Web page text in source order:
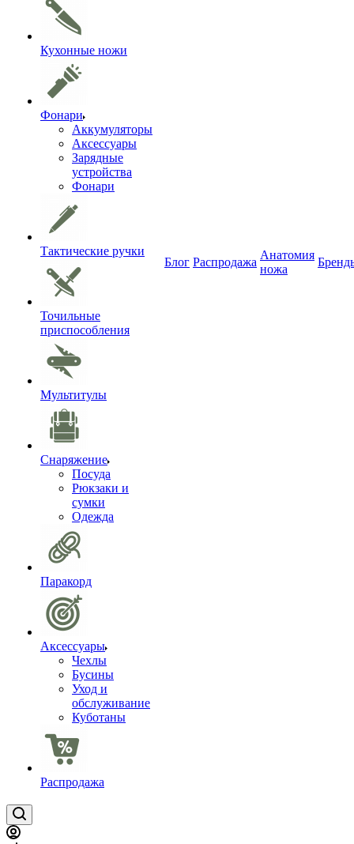
Кухонные ножи
Фонари
Аккумуляторы
Аксессуары
Зарядные
устройства
Фонари
Тактические ручки
Точильные
приспособления
Мультитулы
Снаряжение
Посуда
Рюкзаки и
сумки
Одежда
Паракорд
Аксессуары
Чехлы
Бусины
Уход и
обслуживание
Куботаны
Распродажа
Блог Распродажа
Анатомия
ножа